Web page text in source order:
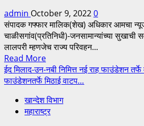
करा
–
चाळीसगाव
सकल
मराठा
समाजाचे
साखळी
आंदोलन
admin October 9, 20220
संपादक गफ्फार मालिक(शेख) अधिकार आमचा
चाळीसगांव(प्रतिनिधी)-जनसामान्यांच्या
लालपरी म्हणजेच राज्य परिवहन...
Read MoreRead
more
about
दर्शनासाठी
भाविकांसाठी
ईद मिलाद-उन-नबी निमित्त नई राह फाउंडेशन
फाउंडेशनतर्फे मिठाई वाटप…
खान्देश विभाग
महाराष्ट्र